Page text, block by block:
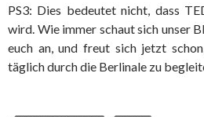
PS3: Dies bedeutet nicht, dass
wird. Wie immer schaut sich unser
euch an, und freut sich jetzt
täglich durch die Berlinale zu